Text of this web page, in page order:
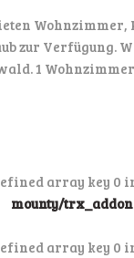
zur Verfügung.
1
array key 0
mounty/
array key 0